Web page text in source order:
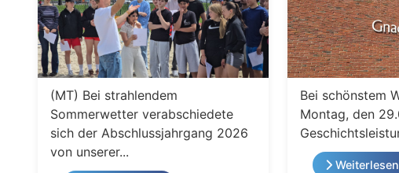
(MT) Bei strahlendem
Sommerwetter verabschiedete
sich der Abschlussjahrgang 2026
von unserer...
Bei schönstem
Montag, den